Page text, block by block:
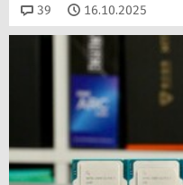
39 Kommentare
16.10.2025